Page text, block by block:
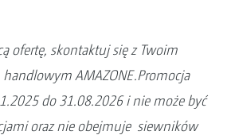
ofertę, skontaktuj się z Twoim
AMAZONE.Promocja
do 31.08.2026 i nie może być
oraz nie obejmuje siewników